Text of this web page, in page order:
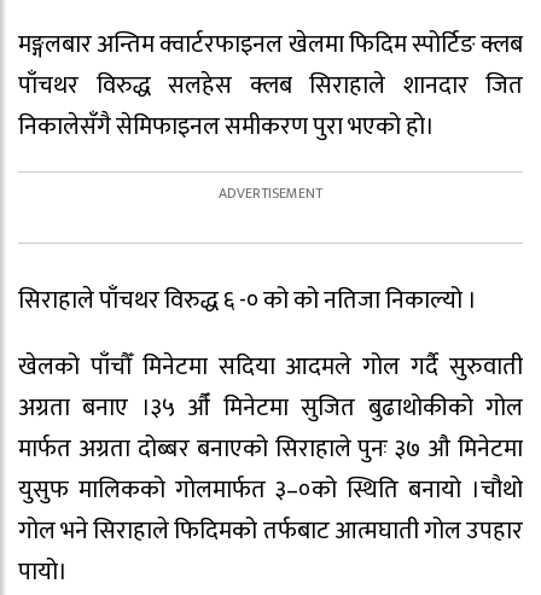
मङ्गलबार अन्तिम क्वार्टरफाइनल खेलमा फिदिम स्पोर्टिङ क्लब
पाँचथर विरुद्ध सलहेस क्लब सिराहाले शानदार जित
निकालेसँगै सेमिफाइनल समीकरण पुरा भएको हो।
सिराहाले पाँचथर विरुद्ध ६ -० को को नतिजा निकाल्यो ।
खेलको पाँचौँ मिनेटमा सदिया आदमले गोल गर्दै सुरुवाती
अग्रता बनाए ।३५ औँ मिनेटमा सुजित बुढाथोकीको गोल
मार्फत अग्रता दोब्बर बनाएको सिराहाले पुनः ३७ औ मिनेटमा
युसुफ मालिकको गोलमार्फत ३–०को स्थिति बनायो ।चौथो
गोल भने सिराहाले फिदिमको तर्फबाट आत्मघाती गोल उपहार
पायो।